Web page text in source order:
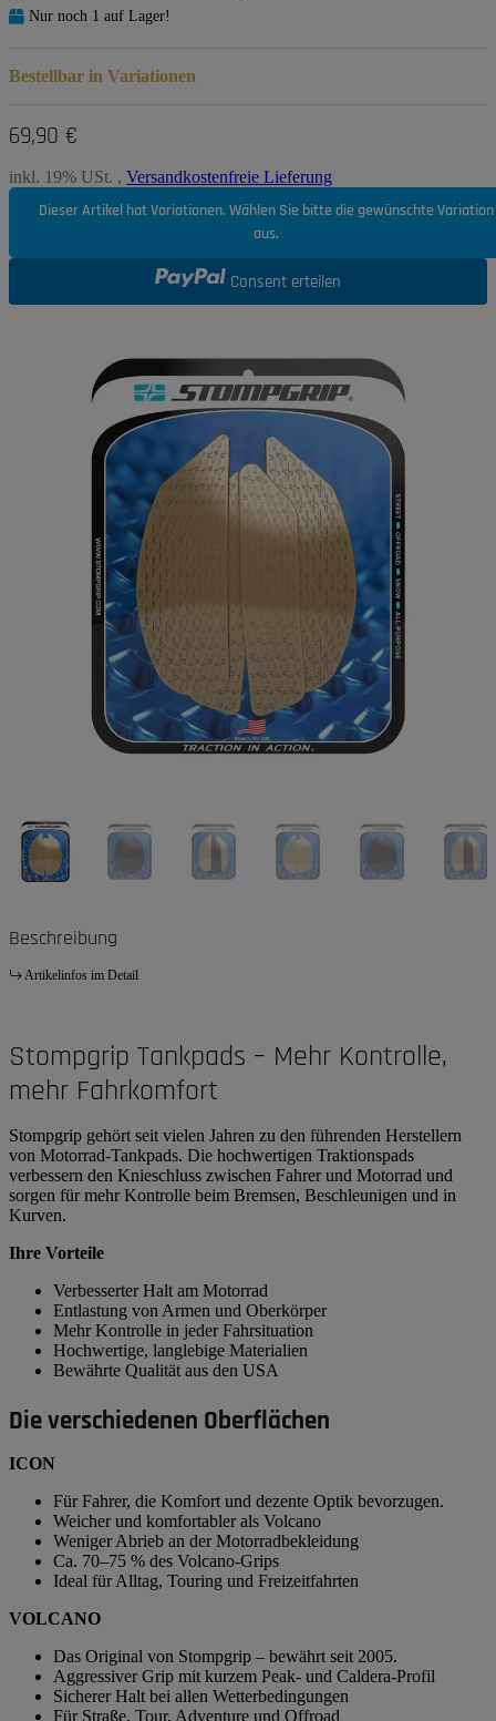
Nur noch 1 auf Lager!
Bestellbar in Variationen
69,90 €
inkl. 19% USt. , Versandkostenfreie Lieferung
Dieser Artikel hat Variationen. Wählen Sie bitte die gewünschte Variation
aus.
Consent erteilen
Beschreibung
Artikelinfos im Detail
Stompgrip Tankpads – Mehr Kontrolle,
mehr Fahrkomfort
Stompgrip gehört seit vielen Jahren zu den führenden Herstellern
von Motorrad-Tankpads. Die hochwertigen Traktionspads
verbessern den Knieschluss zwischen Fahrer und Motorrad und
sorgen für mehr Kontrolle beim Bremsen, Beschleunigen und in
Kurven.
Ihre Vorteile
Verbesserter Halt am Motorrad
Entlastung von Armen und Oberkörper
Mehr Kontrolle in jeder Fahrsituation
Hochwertige, langlebige Materialien
Bewährte Qualität aus den USA
Die verschiedenen Oberflächen
ICON
Für Fahrer, die Komfort und dezente Optik bevorzugen.
Weicher und komfortabler als Volcano
Weniger Abrieb an der Motorradbekleidung
Ca. 70–75 % des Volcano-Grips
Ideal für Alltag, Touring und Freizeitfahrten
VOLCANO
Das Original von Stompgrip – bewährt seit 2005.
Aggressiver Grip mit kurzem Peak- und Caldera-Profil
Sicherer Halt bei allen Wetterbedingungen
Für Straße, Tour, Adventure und Offroad